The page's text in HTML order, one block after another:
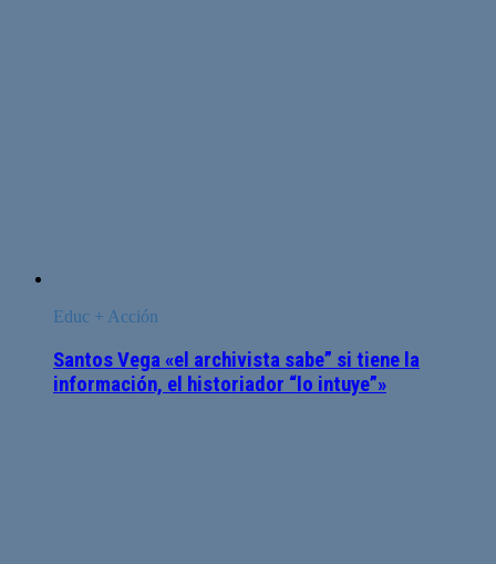
Educ + Acción
Santos Vega «el archivista sabe” si tiene la
información, el historiador “lo intuye”»